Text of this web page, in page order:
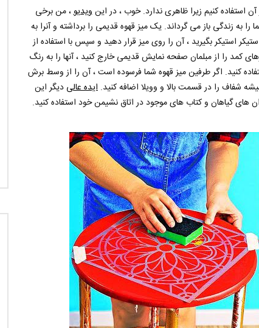
استفاده کنیم زیرا ظاهری ندارد. خوب ، در اینویدیو، من برخی
به زندگی باز می گرداند. یک میز قهوه قدیمی را برداشته و آنرا به
استیکر بگیرید ، آن را روی میز قرار دهید و سپس با استفاده از
کمد را از مبلمان صفحه نمایش قدیمی خارج کنید ، آنها را به رنگ
کنید. اگر طرفین میز قهوه شما فرسوده است ، آن را از وسط برش
شفاف را در قسمت بالا و وویلا اضافه کنید. ایده عالی دیگر این
گیاهان و کتاب های موجود در اتاق نشیمن خود استفاده کنید.